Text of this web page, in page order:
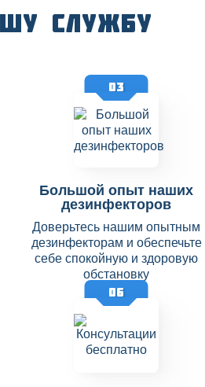
службу
03
Большой опыт наших
дезинфекторов
Доверьтесь нашим опытным
дезинфекторам и обеспечьте
себе спокойную и здоровую
обстановку
06